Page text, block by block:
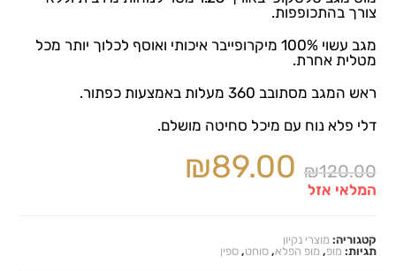
צורך בהתכופפות.
מגב עשוי 100% מיקרופייבר איכותי ואוסף לכלוך יותר מכל
מטלית אחרת.
ראש המגב מסתובב 360 מעלות באמצעות כפתור.
דלי פלא נוח עם מיכל סחיטה מושלם.
₪120.00
₪89.00
המלאי אזל
קטגוריה: מוצרי נקיון
תגיות: מופ, מופ הפלא,סוחט,ספין